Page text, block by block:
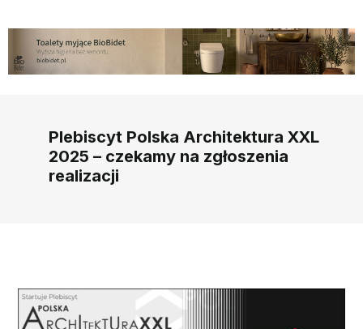
Plebiscyt Polska Architektura XXL
2025 – czekamy na zgłoszenia
realizacji